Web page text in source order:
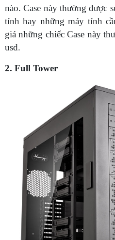
nào. Case này thường được
tính hay những máy tính
giá những chiếc Case này
usd.
2. Full Tower